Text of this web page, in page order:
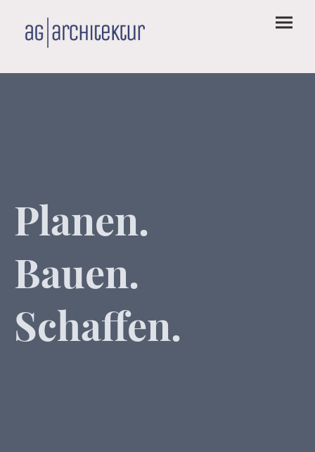
Planen.
Bauen.
Schaffen.